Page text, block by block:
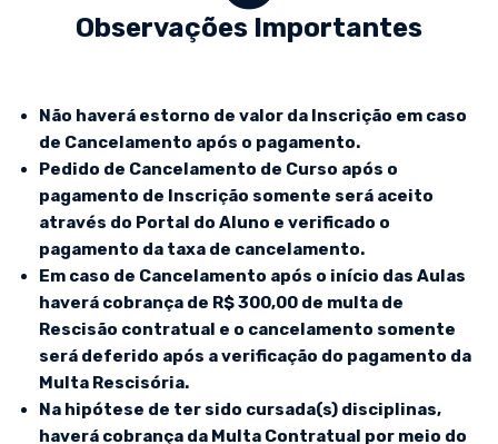
Observações Importantes
Não haverá estorno de valor da Inscrição em caso
de Cancelamento após o pagamento.
Pedido de Cancelamento de Curso após o
pagamento de Inscrição somente será aceito
através do Portal do Aluno e verificado o
pagamento da taxa de cancelamento.
Em caso de Cancelamento após o início das Aulas
haverá cobrança de R$ 300,00 de multa de
Rescisão contratual e o cancelamento somente
será deferido após a verificação do pagamento da
Multa Rescisória.
Na hipótese de ter sido cursada(s) disciplinas,
haverá cobrança da Multa Contratual por meio do